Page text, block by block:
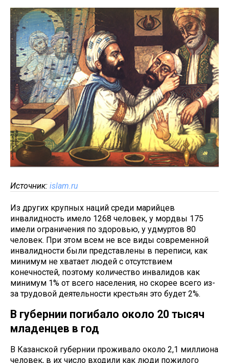
Источник: islam.ru
Из других крупных наций среди марийцев
инвалидность имело 1268 человек, у мордвы 175
имели ограничения по здоровью, у удмуртов 80
человек. При этом всем не все виды современной
инвалидности были представлены в переписи, как
минимум не хватает людей с отсутствием
конечностей, поэтому количество инвалидов как
минимум 1% от всего населения, но скорее всего из-
за трудовой деятельности крестьян это будет 2%.
В губернии погибало около 20 тысяч
младенцев в год
В Казанской губернии проживало около 2,1 миллиона
человек, в их число входили как люди пожилого